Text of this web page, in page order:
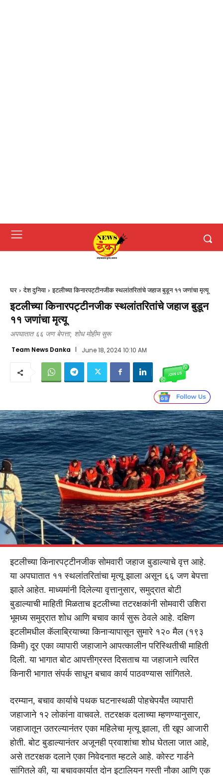
घर देश दुनिया इटलीच्या किनारपट्टीनजीक स्थलांतरितांचे जहाज बुडून ११ जणांचा मृत्यू
इटलीच्या किनारपट्टीनजीक स्थलांतरितांचे जहाज बुडून
११ जणांचा मृत्यू
अपघातात ६६ जण बेपत्ता; शोध मोहीम सुरू
Team News Danka June 18, 2024 10:10 AM
इटलीच्या किनारपट्टीनजीक सोमवारी जहाज बुडाल्याचे वृत्त आहे.
या अपघातात ११ स्थलांतरितांचा मृत्यू झाला असून ६६ जण बेपत्ता
झाले आहेत. माध्यमांनी दिलेल्या वृत्तानुसार, समुद्रात बोटी
बुडाल्याची माहिती मिळताच इटलीच्या तटरक्षकांनी सोमवारी उशिरा
भूमध्य समुद्रात शोध आणि बचाव कार्य सुरू ठेवले आहे. दक्षिण
इटलीमधील कॅलाब्रियाच्या किनाऱ्यापासून सुमारे १२० मैल (१९३
किमी) दूर एका व्यापारी जहाजाने आपत्कालीन परिस्थितीची माहिती
दिली. या भागात बोट आपत्तीग्रस्त दिसताच या जहाजाने त्वरित
किनारी भागात संपर्क साधून बचाव कार्य पाठवण्यास सांगितले.
दरम्यान, बचाव कार्याचे पथक घटनास्थळी पोहचेपर्यंत व्यापारी
जहाजाने १२ लोकांना वाचवले. तटरक्षक दलाच्या म्हणण्यानुसार,
जहाजातून उतरल्यानंतर एका महिलेचा मृत्यू झाला, ती खूप आजारी
होती. बोट बुडाल्यानंतर अजूनही प्रवाशांचा शोध घेतला जात आहे,
असे तटरक्षक दलाने एका निवेदनात म्हटले आहे. कोस्ट गार्डने
सांगितले की, या बचावकार्यात दोन इटालियन गस्ती नौका आणि एक